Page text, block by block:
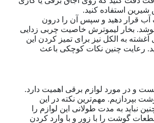
استفاده کنید.
قرار دهید و سپس آن را درون
لیمو ترش به اندازه ۱۰ دقیقه درون ظرف بجوشد. بخار لیموترش خاصیت چربی زدایی
به الکل نیز برای تمیز کردن این
رعایت چنین نکات کوچکی باعث
و در مورد لوازم برقی اهمیت دارد.
بپردازیم. مهم‌ترین نکته در این
به مدت طولانی این لوازم را
گوشت را با زور و با وارد کردن